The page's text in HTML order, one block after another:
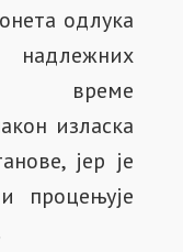
одлука
време
изласка
јер је
процењује